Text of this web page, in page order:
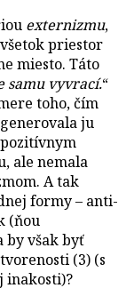
externizmu,
priestor
miesto. Táto
samu vyvrací.“
toho, čím
ju
pozitívnym
ale nemala
A tak
formy – anti-
(ňou
by však byť
(3) (s
inakosti)?